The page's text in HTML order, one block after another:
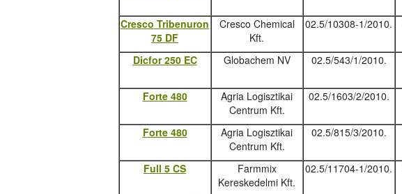
Cresco Tribenuron
75 DF
Cresco Chemical
Kft.
02.5/10308-1/2010.
Dicfor 250 EC Globachem NV 02.5/543/1/2010.
Forte 480
Agria Logisztikai
Centrum Kft.
02.5/1603/2/2010.
Forte 480
Agria Logisztikai
Centrum Kft.
02.5/815/3/2010.
Full 5 CS
Farmmix
Kereskedelmi Kft.
02.5/11704-1/2010.